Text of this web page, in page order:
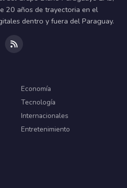
20 años de trayectoria en el
dentro y fuera del Paraguay.
Economía
Tecnología
Internacionales
Entretenimiento